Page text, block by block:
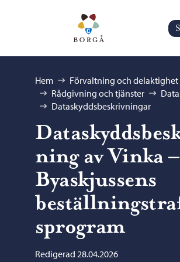
Bläddra:
Hem
Förvaltning och delaktighet
Rådgivning och tjänster
Dataskyddsbeskrivningar
ning av Vinka –
Byaskjussens
sprogram
Redigerad 28.04.2026